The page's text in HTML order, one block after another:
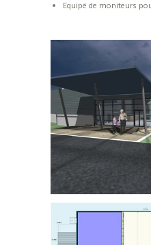
Equipé de moniteurs